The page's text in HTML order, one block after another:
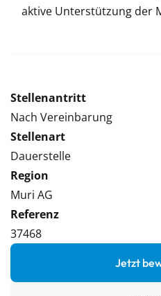
aktive Unterstützung der
Stellenantritt
Nach Vereinbarung
Stellenart
Dauerstelle
Region
Muri AG
Referenz
37468
Jetzt